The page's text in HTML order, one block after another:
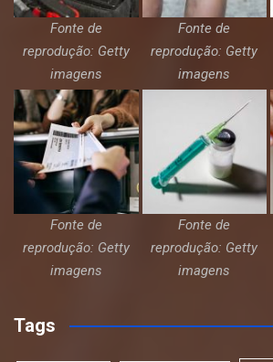
Fonte de
reprodução: Getty
imagens
Fonte de
reprodução: Getty
imagens
Fonte de
reprodução: Getty
imagens
Fonte de
reprodução: Getty
imagens
Tags